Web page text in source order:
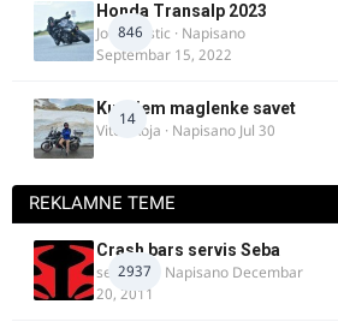
846
Honda Transalp 2023
Jovan Ristic · Napisano
Septembar 15, 2022
14
Kupujem maglenke savet
Vitez Koja · Napisano Jul 30
REKLAMNE TEME
2937
Crash bars servis Seba
seba011 · Napisano Decembar
20, 2011